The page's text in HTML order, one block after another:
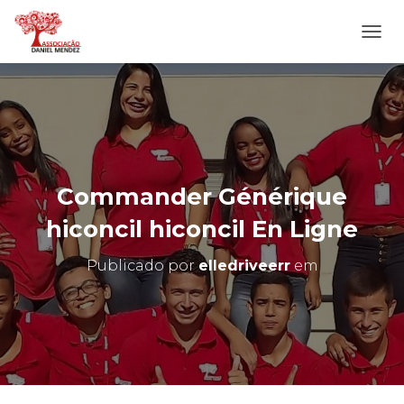
L
T
E
R
N
A
N
A
E
G
O
Commander Générique
hiconcil hiconcil En Ligne
Publicado por elledriveerrem